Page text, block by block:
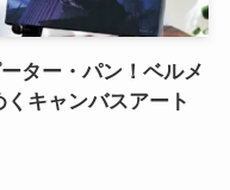
ター・パン！ベルメ
キャンバスアート